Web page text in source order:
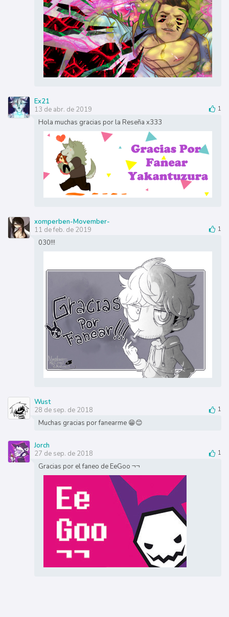
Ex21
13 de abr. de 2019
1
Hola muchas gracias por la Reseña x333
xomperben-Movember-
11 de feb. de 2019
1
030!!!
Wust
28 de sep. de 2018
1
Muchas gracias por fanearme 😁😊
Jorch
27 de sep. de 2018
1
Gracias por el faneo de EeGoo ¬¬